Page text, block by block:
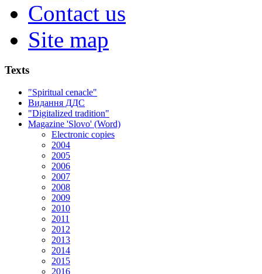
Contact us
Site map
Texts
"Spiritual cenacle"
Видання ДДС
"Digitalized tradition"
Magazine 'Slovo' (Word)
Electronic copies
2004
2005
2006
2007
2008
2009
2010
2011
2012
2013
2014
2015
2016